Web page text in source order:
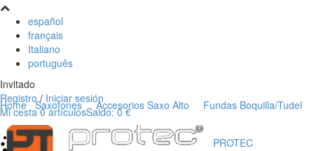
español
français
Italiano
português
Invitado
Registro/ Iniciar sesión
Mi cesta0artículosSaldo:0 €
Home Saxofones Accesorios Saxo Alto Fundas Boquilla/Tudel
PROTEC